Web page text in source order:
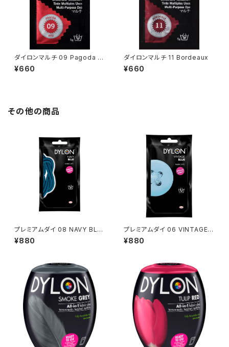
ダイロンマルチ 09 Pagoda R
ed
¥660
ダイロンマルチ 11 Bordeaux
¥660
その他の商品
プレミアムダイ 08 NAVY BLU
E
¥880
プレミアムダイ 06 VINTAGE B
LUE
¥880